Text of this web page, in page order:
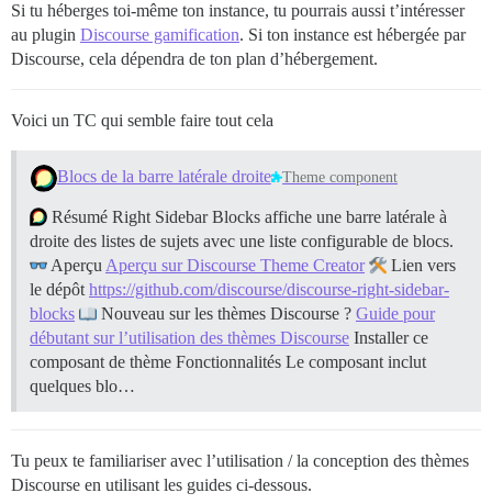
Si tu héberges toi-même ton instance, tu pourrais aussi t’intéresser
au plugin Discourse gamification. Si ton instance est hébergée par
Discourse, cela dépendra de ton plan d’hébergement.
Voici un TC qui semble faire tout cela
Blocs de la barre latérale droite Theme component
Résumé Right Sidebar Blocks affiche une barre latérale à
droite des listes de sujets avec une liste configurable de blocs.
Aperçu Aperçu sur Discourse Theme Creator
Lien vers
le dépôt https://github.com/discourse/discourse-right-sidebar-
blocks
Nouveau sur les thèmes Discourse ? Guide pour
débutant sur l’utilisation des thèmes Discourse Installer ce
composant de thème Fonctionnalités Le composant inclut
quelques blo…
Tu peux te familiariser avec l’utilisation / la conception des thèmes
Discourse en utilisant les guides ci-dessous.